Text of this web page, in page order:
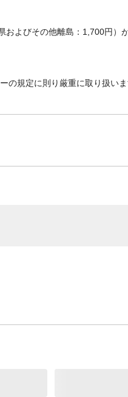
よびその他離島：1,700円）
の規定に則り厳重に取り扱いま